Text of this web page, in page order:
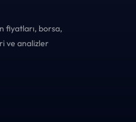
fiyatları, borsa,
ve analizler